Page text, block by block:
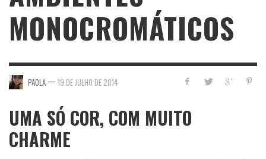
MONOCROMÁTICOS
PAOLA — 19 DE JULHO DE 2014
UMA SÓ COR, COM MUITO
CHARME